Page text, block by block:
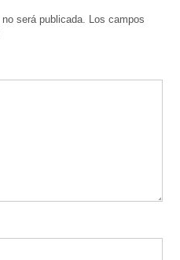
no será publicada. Los campos